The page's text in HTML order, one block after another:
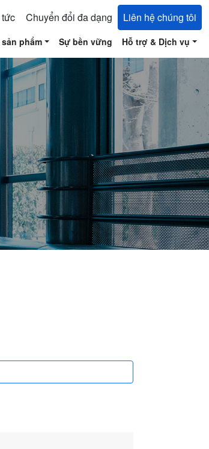
Chuyển đổi đa dạng Liên hệ chúng tôi
phẩm Sự bền vững Hỗ trợ & Dịch vụ